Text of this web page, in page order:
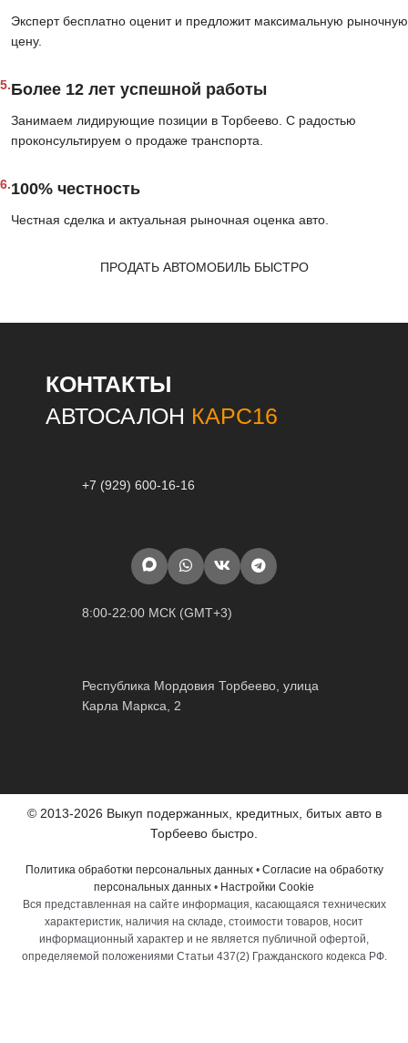
Эксперт бесплатно оценит и предложит максимальную рыночную
цену.
5.Более 12 лет успешной работы
Занимаем лидирующие позиции в Торбеево. С радостью
проконсультируем о продаже транспорта.
6.100% честность
Честная сделка и актуальная рыночная оценка авто.
ПРОДАТЬ АВТОМОБИЛЬ БЫСТРО
КОНТАКТЫ
АВТОСАЛОН КАРС16
+7 (929) 600-16-16
8:00-22:00 МСК (GMT+3)
Республика Мордовия Торбеево, улица
Карла Маркса, 2
© 2013-2026 Выкуп подержанных, кредитных, битых авто в
Торбеево быстро.
Политика обработки персональных данных• Согласие на обработку
персональных данных • Настройки Cookie
Вся представленная на сайте информация, касающаяся технических
характеристик, наличия на складе, стоимости товаров, носит
информационный характер и не является публичной офертой,
определяемой положениями Статьи 437(2) Гражданского кодекса РФ.